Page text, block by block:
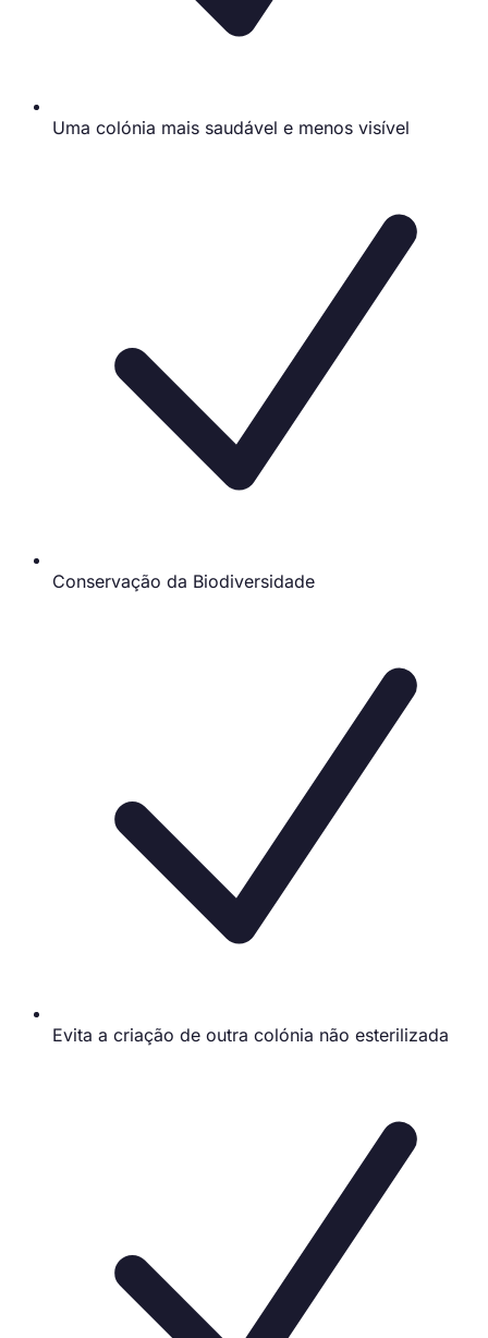
Uma colónia mais saudável e menos visível
Conservação da Biodiversidade
Evita a criação de outra colónia não esterilizada